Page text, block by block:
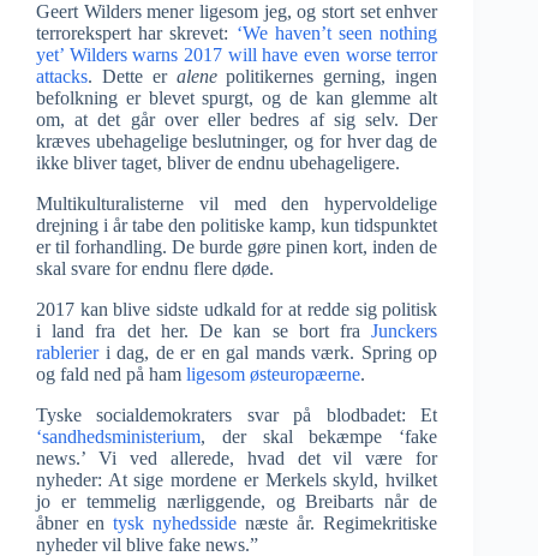
Geert Wilders mener ligesom jeg, og stort set enhver
terrorekspert har skrevet: ‘We haven’t seen nothing
yet’ Wilders warns 2017 will have even worse terror
attacks. Dette eralenepolitikernes gerning, ingen
befolkning er blevet spurgt, og de kan glemme alt
om, at det går over eller bedres af sig selv. Der
kræves ubehagelige beslutninger, og for hver dag de
ikke bliver taget, bliver de endnu ubehageligere.
Multikulturalisterne vil med den hypervoldelige
drejning i år tabe den politiske kamp, kun tidspunktet
er til forhandling. De burde gøre pinen kort, inden de
skal svare for endnu flere døde.
2017 kan blive sidste udkald for at redde sig politisk
i land fra det her. De kan se bort fraJunckers
rablerieri dag, de er en gal mands værk. Spring op
og fald ned på ham ligesom østeuropæerne.
Tyske socialdemokraters svar på blodbadet: Et
‘sandhedsministerium, der skal bekæmpe ‘fake
news.’ Vi ved allerede, hvad det vil være for
nyheder: At sige mordene er Merkels skyld, hvilket
jo er temmelig nærliggende, og Breibarts når de
åbner entysk nyhedsside næste år. Regimekritiske
nyheder vil blive fake news.”